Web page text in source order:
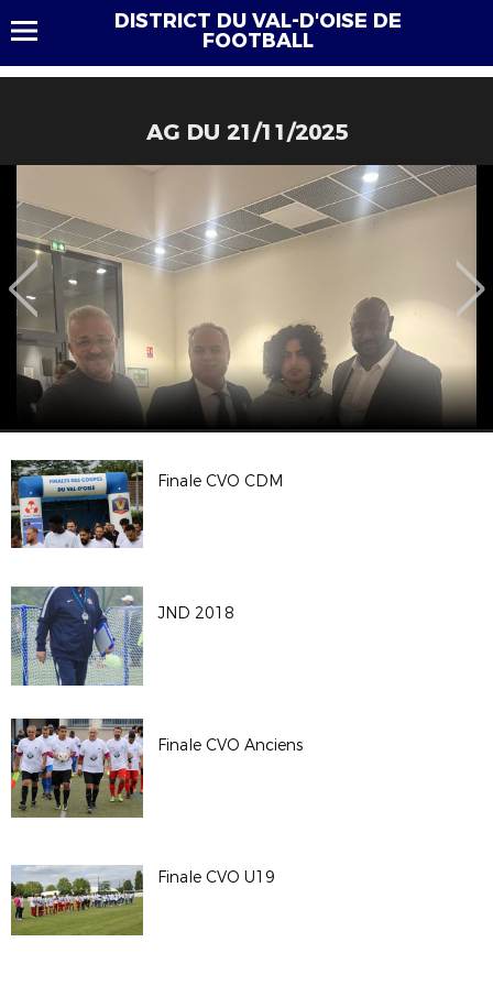
DISTRICT DU VAL-D'OISE DE
FOOTBALL
AG DU 21/11/2025
Finale CVO CDM
JND 2018
Finale CVO Anciens
Finale CVO U19